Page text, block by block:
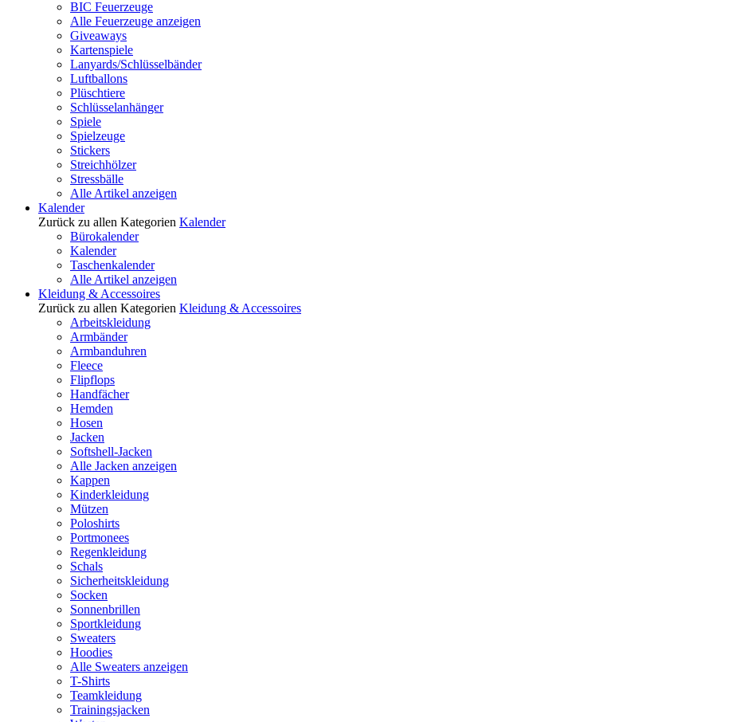
BIC Feuerzeuge
Alle Feuerzeuge anzeigen
Giveaways
Kartenspiele
Lanyards/Schlüsselbänder
Luftballons
Plüschtiere
Schlüsselanhänger
Spiele
Spielzeuge
Stickers
Streichhölzer
Stressbälle
Alle Artikel anzeigen
Kalender
Zurück zu allen Kategorien Kalender
Bürokalender
Kalender
Taschenkalender
Alle Artikel anzeigen
Kleidung & Accessoires
Zurück zu allen Kategorien Kleidung & Accessoires
Arbeitskleidung
Armbänder
Armbanduhren
Fleece
Flipflops
Handfächer
Hemden
Hosen
Jacken
Softshell-Jacken
Alle Jacken anzeigen
Kappen
Kinderkleidung
Mützen
Poloshirts
Portmonees
Regenkleidung
Schals
Sicherheitskleidung
Socken
Sonnenbrillen
Sportkleidung
Sweaters
Hoodies
Alle Sweaters anzeigen
T-Shirts
Teamkleidung
Trainingsjacken